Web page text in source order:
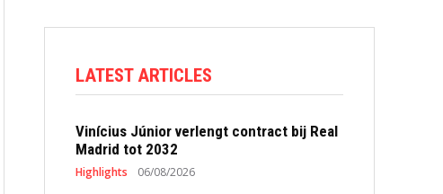
LATEST ARTICLES
Vinícius Júnior verlengt contract bij Real
Madrid tot 2032
Highlights 06/08/2026